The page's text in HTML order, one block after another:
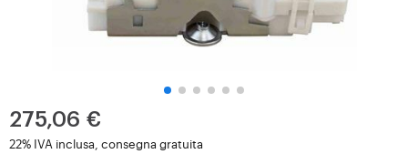
275,06 €
22% IVA inclusa, consegna gratuita